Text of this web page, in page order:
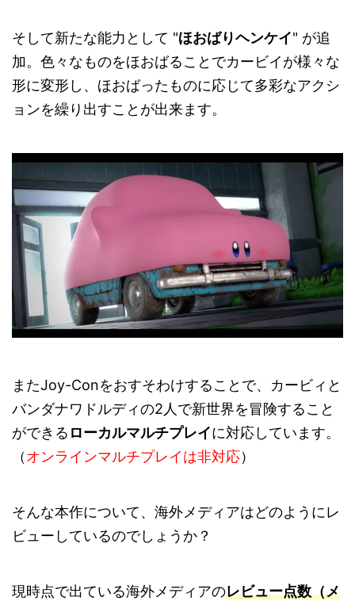
そして新たな能力として "ほおばりヘンケイ" が追
加。色々なものをほおばることでカービイが様々な
形に変形し、ほおばったものに応じて多彩なアクシ
ョンを繰り出すことが出来ます。
またJoy-Conをおすそわけすることで、カービィと
バンダナワドルディの2人で新世界を冒険すること
ができる ローカルマルチプレイに対応しています。
（オンラインマルチプレイは非対応）
そんな本作について、海外メディアはどのようにレ
ビューしているのでしょうか？
現時点で出ている海外メディアのレビュー点数（メ